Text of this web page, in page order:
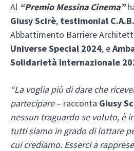
Al “Premio Messina Cinema”
Giusy Scirè, testimonial
Abbattimento Barriere
Universe Special 2024, e
Solidarietà Internazionale
“La voglia più di dare che
partecipare– racconta Giusy
nessun traguardo se voluto, è
tutti siamo in grado di lottare
cui crediamo. Esserci a